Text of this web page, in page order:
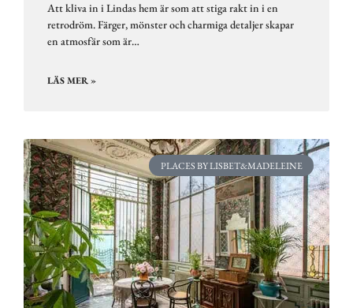
Att kliva in i Lindas hem är som att stiga rakt in i en
retrodröm. Färger, mönster och charmiga detaljer skapar
en atmosfär som är…
LÄS MER »
PLACES BY LISBET&MADELEINE